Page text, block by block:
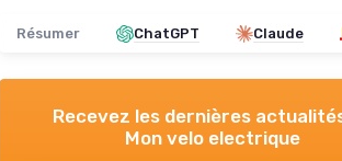
Résumer ChatGPT Claude
Recevez les dernières
Mon velo electrique